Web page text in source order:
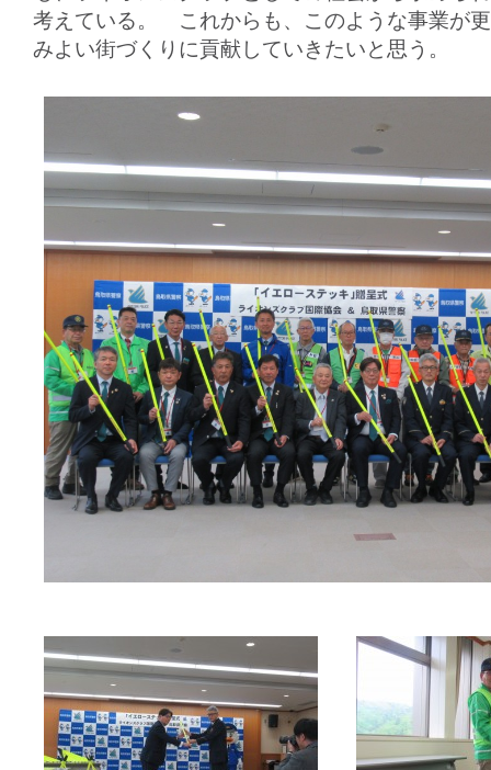
考えている。 これからも、このような事業が
みよい街づくりに貢献していきたいと思う。